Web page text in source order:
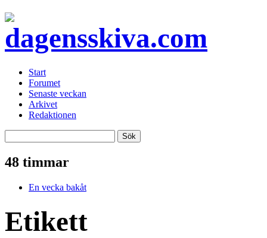
Start
Forumet
Senaste veckan
Arkivet
Redaktionen
48 timmar
En vecka bakåt
Etikett